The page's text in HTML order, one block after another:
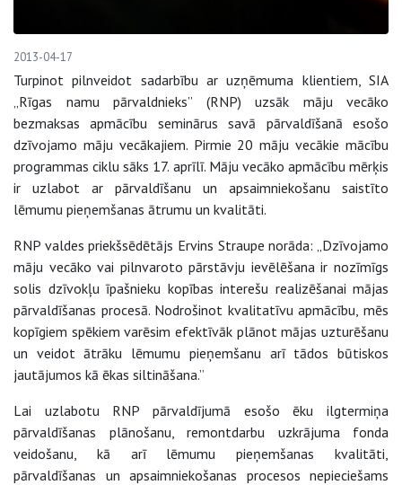
2013-04-17
Turpinot pilnveidot sadarbību ar uzņēmuma klientiem, SIA
„Rīgas namu pārvaldnieks” (RNP) uzsāk māju vecāko
bezmaksas apmācību seminārus savā pārvaldīšanā esošo
dzīvojamo māju vecākajiem. Pirmie 20 māju vecākie mācību
programmas ciklu sāks 17. aprīlī. Māju vecāko apmācību mērķis
ir uzlabot ar pārvaldīšanu un apsaimniekošanu saistīto
lēmumu pieņemšanas ātrumu un kvalitāti.
RNP valdes priekšsēdētājs Ervins Straupe norāda: „Dzīvojamo
māju vecāko vai pilnvaroto pārstāvju ievēlēšana ir nozīmīgs
solis dzīvokļu īpašnieku kopības interešu realizēšanai mājas
pārvaldīšanas procesā. Nodrošinot kvalitatīvu apmācību, mēs
kopīgiem spēkiem varēsim efektīvāk plānot mājas uzturēšanu
un veidot ātrāku lēmumu pieņemšanu arī tādos būtiskos
jautājumos kā ēkas siltināšana.”
Lai uzlabotu RNP pārvaldījumā esošo ēku ilgtermiņa
pārvaldīšanas plānošanu, remontdarbu uzkrājuma fonda
veidošanu, kā arī lēmumu pieņemšanas kvalitāti,
pārvaldīšanas un apsaimniekošanas procesos nepieciešams